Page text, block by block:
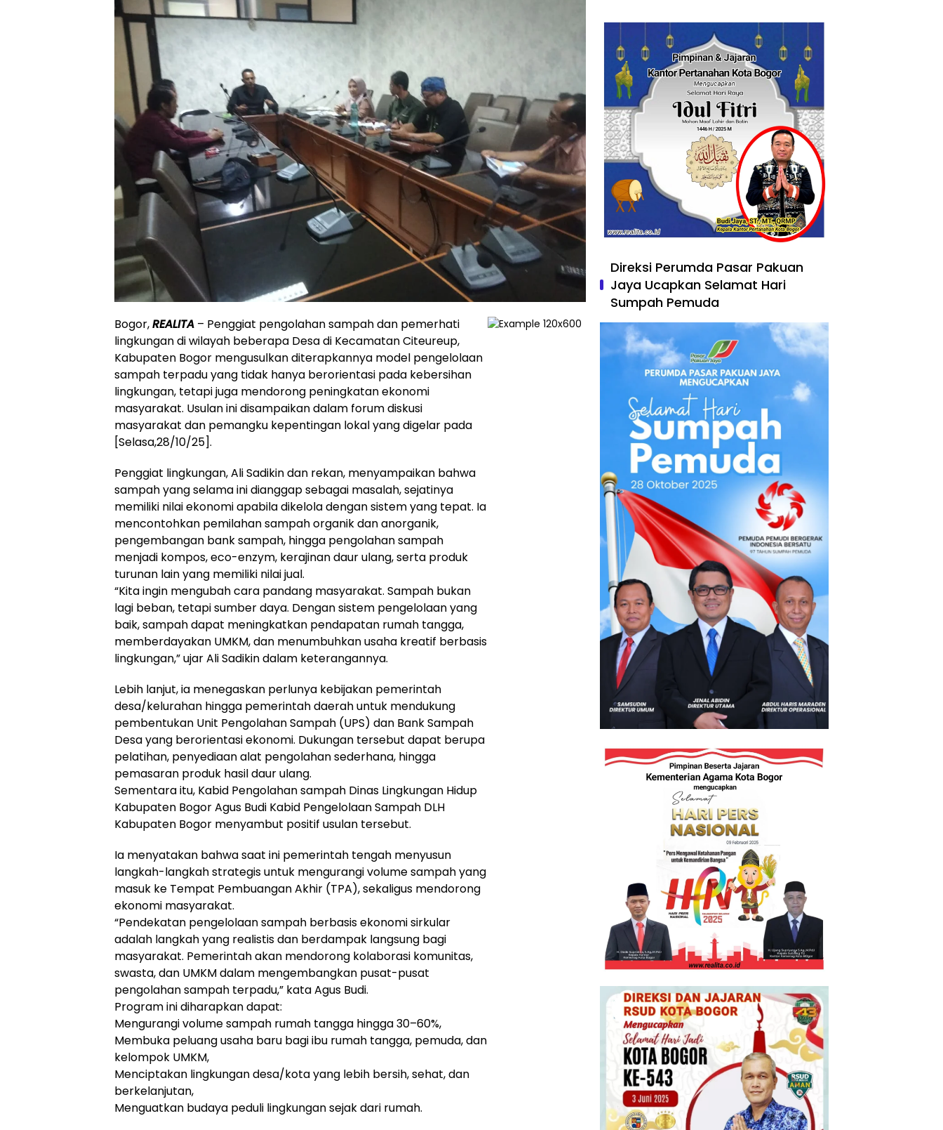
Bogor,REALITA – Penggiat pengolahan sampah dan pemerhati
lingkungan di wilayah beberapa Desa di Kecamatan Citeureup,
Kabupaten Bogor mengusulkan diterapkannya model pengelolaan
sampah terpadu yang tidak hanya berorientasi pada kebersihan
lingkungan, tetapi juga mendorong peningkatan ekonomi
masyarakat. Usulan ini disampaikan dalam forum diskusi
masyarakat dan pemangku kepentingan lokal yang digelar pada
[Selasa,28/10/25].
Penggiat lingkungan, Ali Sadikin dan rekan, menyampaikan bahwa
sampah yang selama ini dianggap sebagai masalah, sejatinya
memiliki nilai ekonomi apabila dikelola dengan sistem yang tepat. Ia
mencontohkan pemilahan sampah organik dan anorganik,
pengembangan bank sampah, hingga pengolahan sampah
menjadi kompos, eco-enzym, kerajinan daur ulang, serta produk
turunan lain yang memiliki nilai jual.
“Kita ingin mengubah cara pandang masyarakat. Sampah bukan
lagi beban, tetapi sumber daya. Dengan sistem pengelolaan yang
baik, sampah dapat meningkatkan pendapatan rumah tangga,
memberdayakan UMKM, dan menumbuhkan usaha kreatif berbasis
lingkungan,” ujar Ali Sadikin dalam keterangannya.
Lebih lanjut, ia menegaskan perlunya kebijakan pemerintah
desa/kelurahan hingga pemerintah daerah untuk mendukung
pembentukan Unit Pengolahan Sampah (UPS) dan Bank Sampah
Desa yang berorientasi ekonomi. Dukungan tersebut dapat berupa
pelatihan, penyediaan alat pengolahan sederhana, hingga
pemasaran produk hasil daur ulang.
Sementara itu, Kabid Pengolahan sampah Dinas Lingkungan Hidup
Kabupaten Bogor Agus Budi Kabid Pengelolaan Sampah DLH
Kabupaten Bogor menyambut positif usulan tersebut.
Ia menyatakan bahwa saat ini pemerintah tengah menyusun
langkah-langkah strategis untuk mengurangi volume sampah yang
masuk ke Tempat Pembuangan Akhir (TPA), sekaligus mendorong
ekonomi masyarakat.
“Pendekatan pengelolaan sampah berbasis ekonomi sirkular
adalah langkah yang realistis dan berdampak langsung bagi
masyarakat. Pemerintah akan mendorong kolaborasi komunitas,
swasta, dan UMKM dalam mengembangkan pusat-pusat
pengolahan sampah terpadu,” kata Agus Budi.
Program ini diharapkan dapat:
Mengurangi volume sampah rumah tangga hingga 30–60%,
Membuka peluang usaha baru bagi ibu rumah tangga, pemuda, dan
kelompok UMKM,
Menciptakan lingkungan desa/kota yang lebih bersih, sehat, dan
berkelanjutan,
Menguatkan budaya peduli lingkungan sejak dari rumah.
Direksi Perumda Pasar Pakuan
Jaya Ucapkan Selamat Hari
Sumpah Pemuda